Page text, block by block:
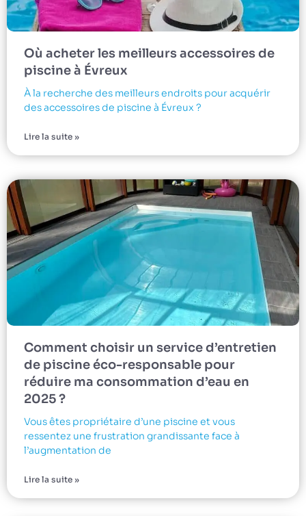
Où acheter les meilleurs accessoires de
piscine à Évreux
À la recherche des meilleurs endroits pour acquérir
des accessoires de piscine à Évreux ?
Lire la suite »
Comment choisir un service d’entretien
de piscine éco-responsable pour
réduire ma consommation d’eau en
2025 ?
Vous êtes propriétaire d’une piscine et vous
ressentez une frustration grandissante face à
l’augmentation de
Lire la suite »